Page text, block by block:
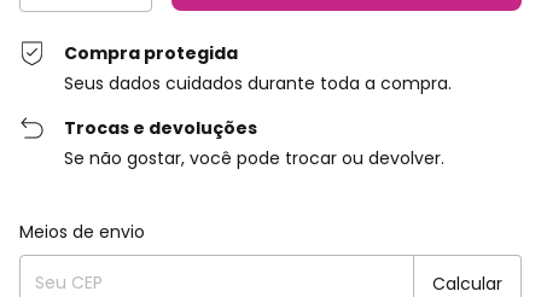
Compra protegida
Seus dados cuidados durante toda a compra.
Trocas e devoluções
Se não gostar, você pode trocar ou devolver.
Entregas para o CEP:
Meios de envio
Calcular